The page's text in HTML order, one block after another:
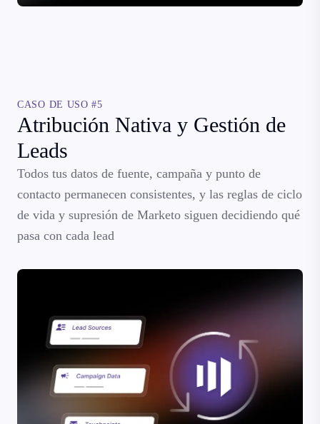
CASO DE USO #5
Atribución Nativa y Gestión de
Leads
Todos tus datos de fuente, campaña y punto de
contacto permanecen consistentes, y las reglas de ciclo
de vida y supresión de Marketo siguen decidiendo qué
pasa con cada lead